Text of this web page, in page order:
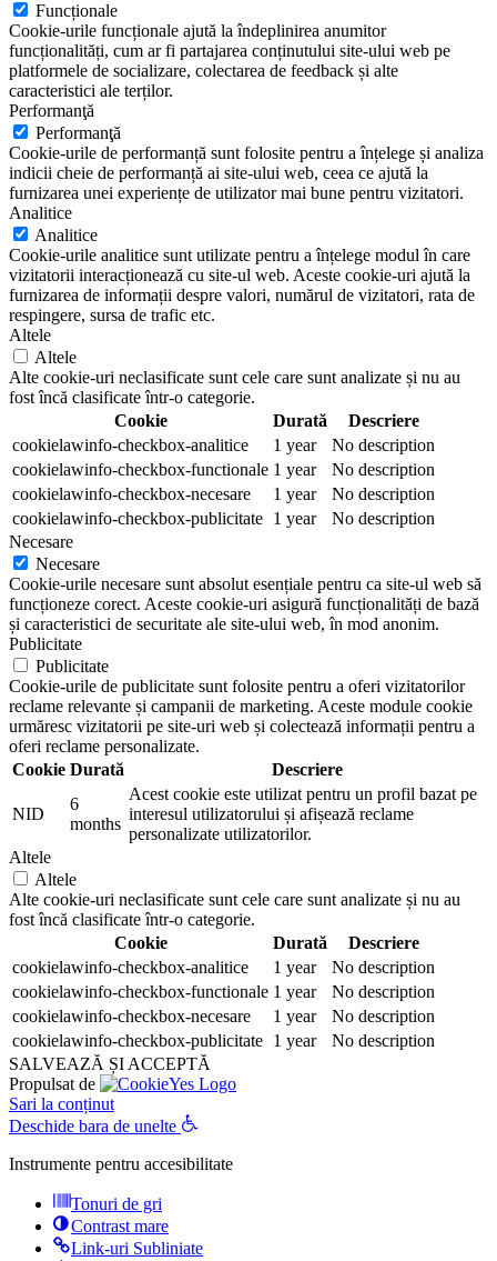
Funcționale
Cookie-urile funcționale ajută la îndeplinirea anumitor
funcționalități, cum ar fi partajarea conținutului site-ului web pe
platformele de socializare, colectarea de feedback și alte
caracteristici ale terților.
Performanţă
Performanţă
Cookie-urile de performanță sunt folosite pentru a înțelege și analiza
indicii cheie de performanță ai site-ului web, ceea ce ajută la
furnizarea unei experiențe de utilizator mai bune pentru vizitatori.
Analitice
Analitice
Cookie-urile analitice sunt utilizate pentru a înțelege modul în care
vizitatorii interacționează cu site-ul web. Aceste cookie-uri ajută la
furnizarea de informații despre valori, numărul de vizitatori, rata de
respingere, sursa de trafic etc.
Altele
Altele
Alte cookie-uri neclasificate sunt cele care sunt analizate și nu au
fost încă clasificate într-o categorie.
Cookie
Durată
Descriere
cookielawinfo-checkbox-analitice
1 year
No description
cookielawinfo-checkbox-functionale 1 year
No description
cookielawinfo-checkbox-necesare
1 year
No description
cookielawinfo-checkbox-publicitate 1 year
No description
Necesare
Necesare
Cookie-urile necesare sunt absolut esențiale pentru ca site-ul web să
funcționeze corect. Aceste cookie-uri asigură funcționalități de bază
și caracteristici de securitate ale site-ului web, în mod anonim.
Publicitate
Publicitate
Cookie-urile de publicitate sunt folosite pentru a oferi vizitatorilor
reclame relevante și campanii de marketing. Aceste module cookie
urmăresc vizitatorii pe site-uri web și colectează informații pentru a
oferi reclame personalizate.
Cookie Durată Descriere
NID
6
months
Acest cookie este utilizat pentru un profil bazat pe
interesul utilizatorului și afișează reclame
personalizate utilizatorilor.
Altele
Altele
Alte cookie-uri neclasificate sunt cele care sunt analizate și nu au
fost încă clasificate într-o categorie.
Cookie
Durată
Descriere
cookielawinfo-checkbox-analitice
1 year
No description
cookielawinfo-checkbox-functionale 1 year
No description
cookielawinfo-checkbox-necesare
1 year
No description
cookielawinfo-checkbox-publicitate 1 year
No description
SALVEAZĂ ȘI ACCEPTĂ
Propulsat de
Sari la conținut
Deschide bara de unelte
Instrumente pentru accesibilitate
Tonuri de gri
Contrast mare
Link-uri Subliniate